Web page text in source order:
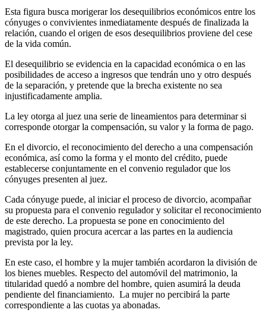
Esta figura busca morigerar los desequilibrios económicos entre los
cónyuges o convivientes inmediatamente después de finalizada la
relación, cuando el origen de esos desequilibrios proviene del cese
de la vida común.
El desequilibrio se evidencia en la capacidad económica o en las
posibilidades de acceso a ingresos que tendrán uno y otro después
de la separación, y pretende que la brecha existente no sea
injustificadamente amplia.
La ley otorga al juez una serie de lineamientos para determinar si
corresponde otorgar la compensación, su valor y la forma de pago.
En el divorcio, el reconocimiento del derecho a una compensación
económica, así como la forma y el monto del crédito, puede
establecerse conjuntamente en el convenio regulador que los
cónyuges presenten al juez.
Cada cónyuge puede, al iniciar el proceso de divorcio, acompañar
su propuesta para el convenio regulador y solicitar el reconocimiento
de este derecho. La propuesta se pone en conocimiento del
magistrado, quien procura acercar a las partes en la audiencia
prevista por la ley.
En este caso, el hombre y la mujer también acordaron la división de
los bienes muebles. Respecto del automóvil del matrimonio, la
titularidad quedó a nombre del hombre, quien asumirá la deuda
pendiente del financiamiento. La mujer no percibirá la parte
correspondiente a las cuotas ya abonadas.